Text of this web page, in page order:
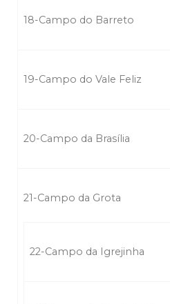
18-Campo do Barreto
19-Campo do Vale Feliz
20-Campo da Brasília
21-Campo da Grota
22-Campo da Igrejinha